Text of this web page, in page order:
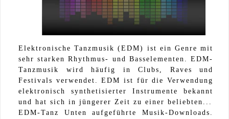
Elektronische Tanzmusik (EDM) ist ein Genre mit
sehr starken Rhythmus- und Basselementen. EDM-
Tanzmusik wird häufig in Clubs, Raves und
Festivals verwendet. EDM ist für die Verwendung
elektronisch synthetisierter Instrumente bekannt
und hat sich in jüngerer Zeit zu einer beliebten...
EDM-Tanz Unten aufgeführte Musik-Downloads.